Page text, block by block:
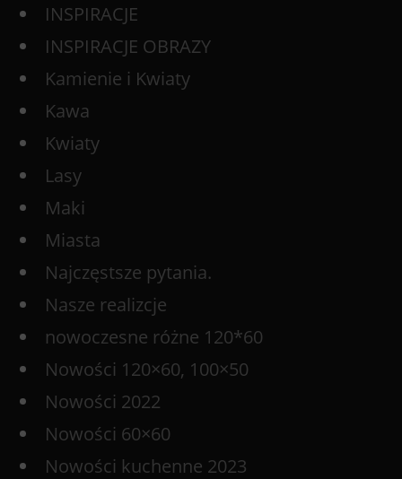
INSPIRACJE
INSPIRACJE OBRAZY
Kamienie i Kwiaty
Kawa
Kwiaty
Lasy
Maki
Miasta
Najczęstsze pytania.
Nasze realizcje
nowoczesne różne 120*60
Nowości 120×60, 100×50
Nowości 2022
Nowości 60×60
Nowości kuchenne 2023